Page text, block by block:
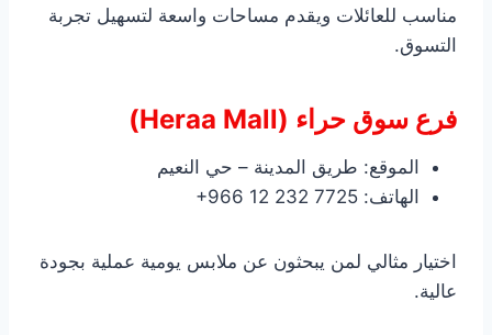
مناسب للعائلات ويقدم مساحات واسعة لتسهيل تجربة
التسوق.
فرع سوق حراء (Heraa Mall)
الموقع: طريق المدينة – حي النعيم
الهاتف: ‎+966 12 232 7725
اختيار مثالي لمن يبحثون عن ملابس يومية عملية بجودة
عالية.